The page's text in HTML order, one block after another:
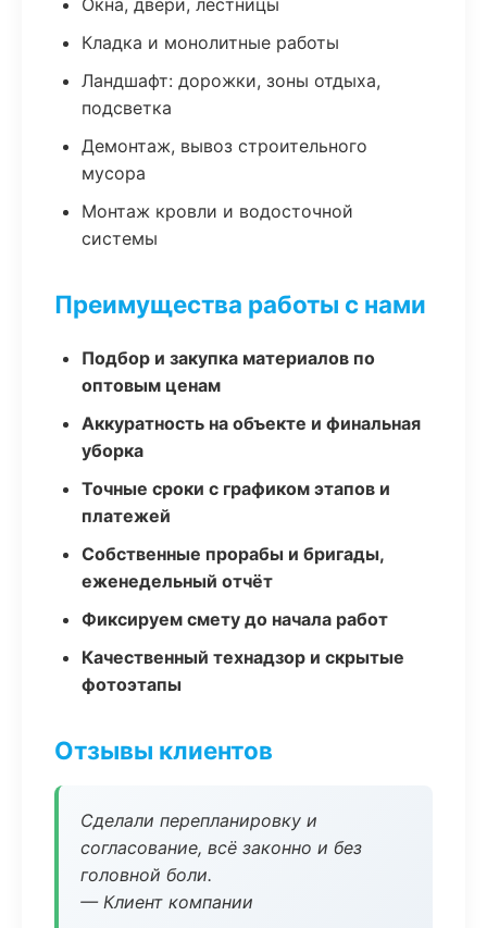
Окна, двери, лестницы
Кладка и монолитные работы
Ландшафт: дорожки, зоны отдыха,
подсветка
Демонтаж, вывоз строительного
мусора
Монтаж кровли и водосточной
системы
Преимущества работы с нами
Подбор и закупка материалов по
оптовым ценам
Аккуратность на объекте и финальная
уборка
Точные сроки с графиком этапов и
платежей
Собственные прорабы и бригады,
еженедельный отчёт
Фиксируем смету до начала работ
Качественный технадзор и скрытые
фотоэтапы
Отзывы клиентов
Сделали перепланировку и
согласование, всё законно и без
головной боли.
— Клиент компании